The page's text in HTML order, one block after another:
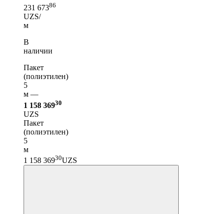
231 67386
UZS/
м
В
наличии
Пакет
(полиэтилен)
5
м —
1 158 36930
UZS
Пакет
(полиэтилен)
5
м
1 158 36930UZS